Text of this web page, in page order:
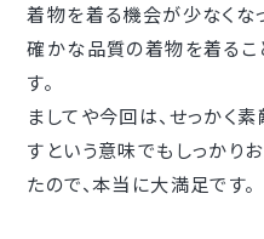
着物を着る機会が少なくな
確かな品質の着物を着るこ
す。
ましてや今回は、せっかく
すという意味でもしっかり
たので、本当に大満足です。